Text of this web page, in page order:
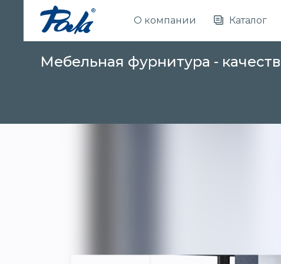
О компании Каталог
Мебельная фурнитура -